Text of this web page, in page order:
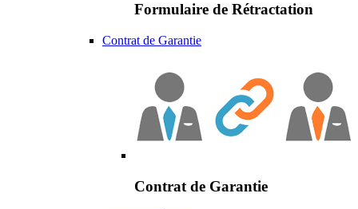
Formulaire de Rétractation
Contrat de Garantie
Contrat de Garantie